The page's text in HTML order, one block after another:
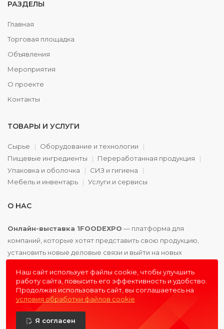
РАЗДЕЛЫ
Главная
Торговая площадка
Объявления
Мероприятия
О проекте
Контакты
ТОВАРЫ И УСЛУГИ
Сырье
Оборудование и технологии
Пищевые ингредиенты
Переработанная продукция
Упаковка и оболочка
СИЗ и гигиена
Мебель и инвентарь
Услуги и сервисы
О НАС
Онлайн-выставка 1FOODEXPO — платформа для
компаний, которые хотят представить свою продукцию,
установить новые деловые связи и выйти на новых
© 2016 - 20261FOODEXPO
- первая пищевая онлайн-
Наш сайт использует файлы cookie, чтобы улучшить
работу сайта, повысить его эффективность и удобство.
Продолжая использовать сайт, вы соглашаетесь на
условия обработки файлов cookie
Я согласен